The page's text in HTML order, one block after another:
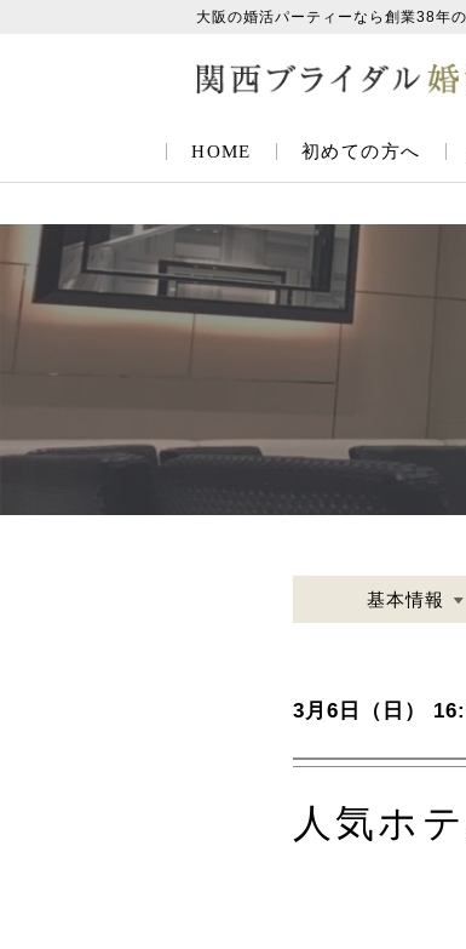
大阪の婚活パーティーなら創業38年
HOME 初めての方へ
基本情報
3月6日（日）
人気ホ